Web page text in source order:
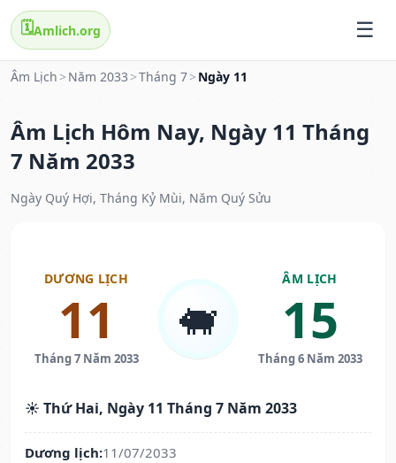
🗓️Amlich.org
Âm Lịch > Năm 2033 >Tháng 7> Ngày 11
Âm Lịch Hôm Nay, Ngày 11 Tháng
7 Năm 2033
Ngày Quý Hợi, Tháng Kỷ Mùi, Năm Quý Sửu
DƯƠNG LỊCH
11
Tháng 7 Năm 2033
🐖
ÂM LỊCH
15
Tháng 6 Năm 2033
☀️ Thứ Hai, Ngày 11 Tháng 7 Năm 2033
Dương lịch:11/07/2033